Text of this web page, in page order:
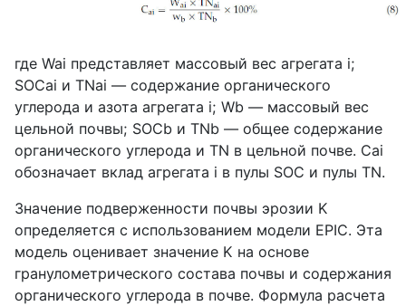
где Wai представляет массовый вес агрегата i;
SOCai и TNai — содержание органического
углерода и азота агрегата i; Wb — массовый вес
цельной почвы; SOCb и TNb — общее содержание
органического углерода и TN в цельной почве. Cai
обозначает вклад агрегата i в пулы SOC и пулы TN.
Значение подверженности почвы эрозии K
определяется с использованием модели EPIC. Эта
модель оценивает значение K на основе
гранулометрического состава почвы и содержания
органического углерода в почве. Формула расчета